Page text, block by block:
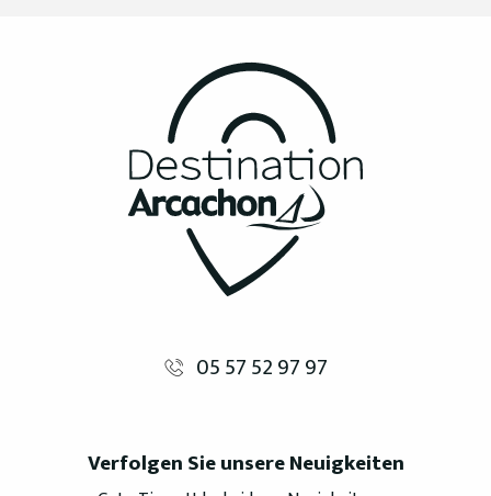
05 57 52 97 97
Verfolgen Sie unsere Neuigkeiten